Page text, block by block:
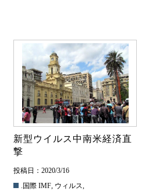
新型ウイルス中南米経済直
撃
投稿日：2020/3/16
.国際 IMF, ウィルス,